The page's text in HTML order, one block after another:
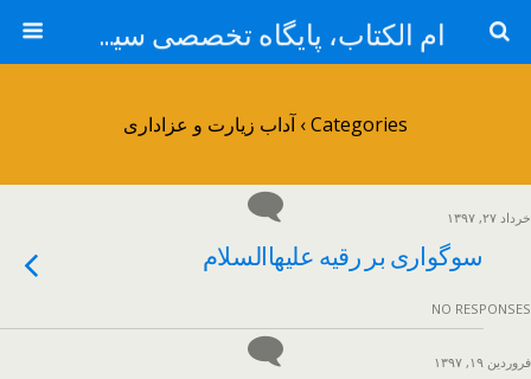
ام الکتاب، پایگاه تخصصی سید الشهداء حضرت امام حسین علیه السلام
Categories › آداب زیارت و عزاداری
خرداد ۲۷, ۱۳۹۷
سوگواری بر رقیه علیهاالسلام
NO RESPONSES
فروردین ۱۹, ۱۳۹۷